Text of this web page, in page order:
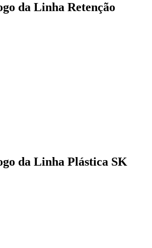
da Linha Retenção
da Linha Plástica SK